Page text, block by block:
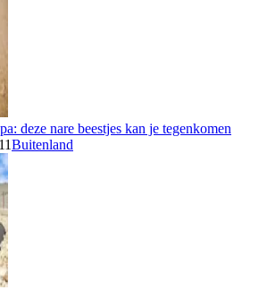
deze nare beestjes kan je tegenkomen
Buitenland